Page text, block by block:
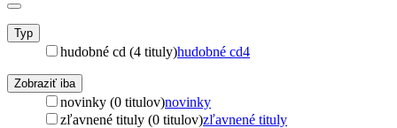
Typ
hudobné cd (4 tituly)hudobné cd4
Zobraziť iba
novinky (0 titulov)novinky
zľavnené tituly (0 titulov)zľavnené tituly